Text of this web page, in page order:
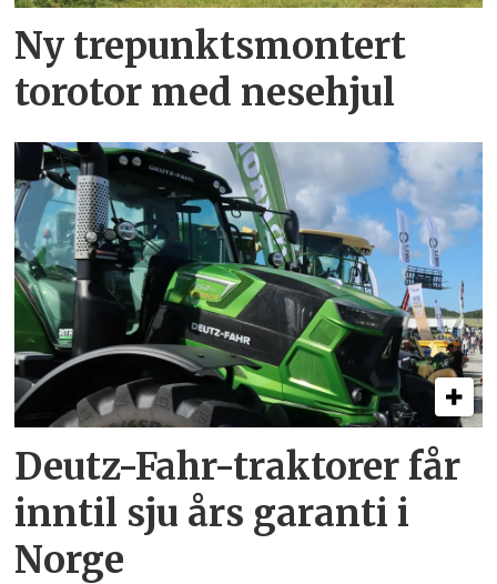
Ny trepunkts­montert
torotor med nesehjul
Deutz-Fahr-traktorer får
inntil sju års garanti i
Norge